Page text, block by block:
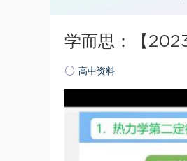
学而思：【
高中资料